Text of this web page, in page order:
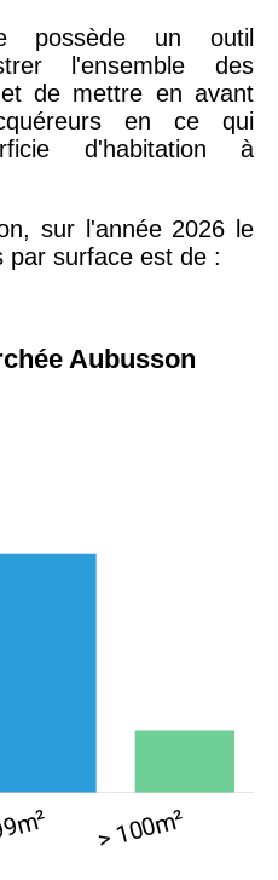
possède un outil
l'ensemble des
de mettre en avant
en ce qui
d'habitation à
sur l'année 2026 le
par surface est de :
Aubusson